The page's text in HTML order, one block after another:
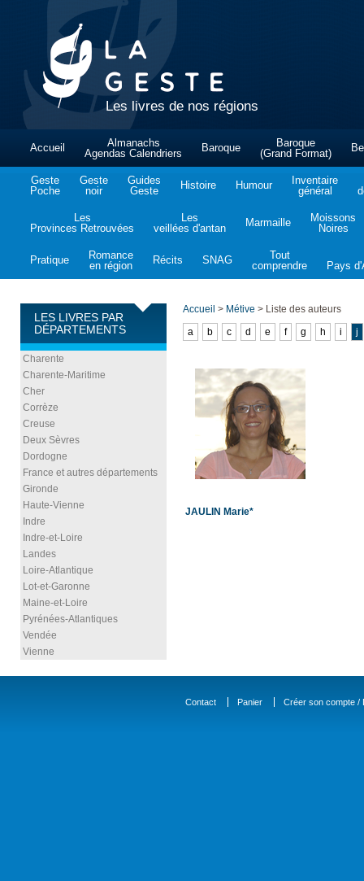
Les livres de nos régions
Accueil
Almanachs
Agendas Calendriers
Baroque
Baroque
(Grand Format)
Geste
Poche
Geste
noir
Guides
Geste
Histoire Humour
Inventaire
général
Les
Provinces Retrouvées
Les
veillées d'antan
Marmaille
Moissons
Noires
Pratique
Romance
en région
Récits SNAG
Tout
comprendre
Pays
LES LIVRES PAR
DÉPARTEMENTS
Charente
Charente-Maritime
Cher
Corrèze
Creuse
Deux Sèvres
Dordogne
France et autres départements
Gironde
Haute-Vienne
Indre
Indre-et-Loire
Landes
Loire-Atlantique
Lot-et-Garonne
Maine-et-Loire
Pyrénées-Atlantiques
Vendée
Vienne
Accueil > Métive > Liste des auteurs
a
b c d e f g h i j
JAULIN Marie*
Contact Panier Créer son compte /